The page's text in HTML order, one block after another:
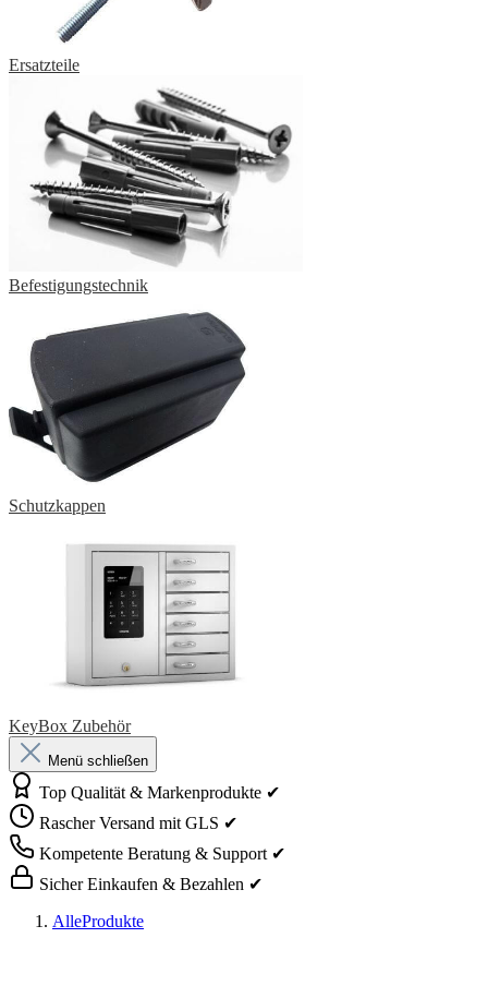
Ersatzteile
Befestigungstechnik
Schutzkappen
KeyBox Zubehör
Menü schließen
Top Qualität & Markenprodukte ✔
Rascher Versand mit GLS ✔
Kompetente Beratung & Support ✔
Sicher Einkaufen & Bezahlen ✔
AlleProdukte